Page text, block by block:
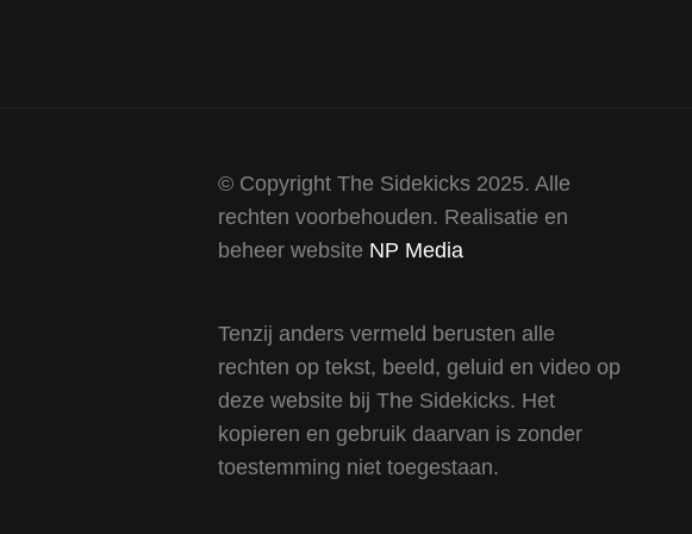
© Copyright The Sidekicks 2025. Alle
rechten voorbehouden. Realisatie en
beheer website NP Media
Tenzij anders vermeld berusten alle
rechten op tekst, beeld, geluid en video op
deze website bij The Sidekicks. Het
kopieren en gebruik daarvan is zonder
toestemming niet toegestaan.